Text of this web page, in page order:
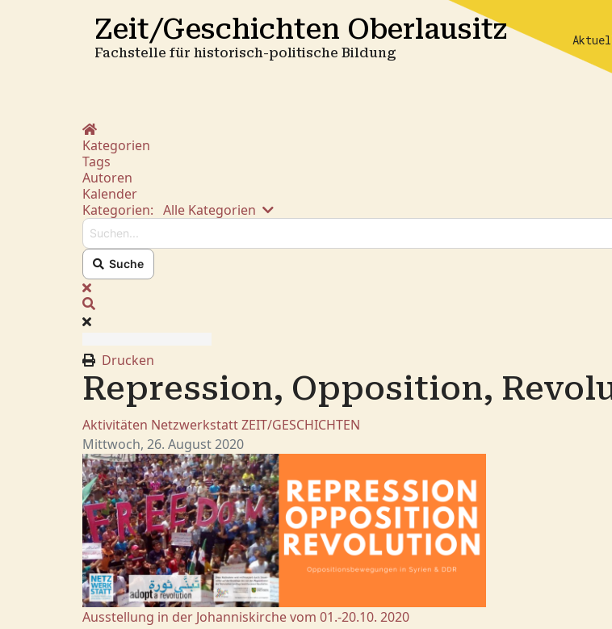
Zeit/Geschichten Oberlausitz
Fachstelle für historisch-politische Bildung
Home
Kategorien
Tags
Autoren
Kalender
Kategorien: Alle Kategorien Suchen...
Suche
x
Drucken
Repression, Opposition,
Aktivitäten NetzwerkstattZEIT/GESCHICHTEN
Mittwoch, 26. August 2020
Ausstellung in der Johanniskirche vom 01.-20.10. 2020